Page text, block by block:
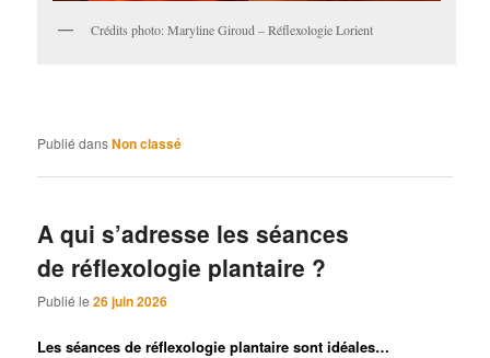
Crédits photo: Maryline Giroud – Réflexologie Lorient
Publié dansNon classé
A qui s’adresse les séances
de réflexologie plantaire ?
Publié le26 juin 2026
Les séances de réflexologie plantaire sont idéales…